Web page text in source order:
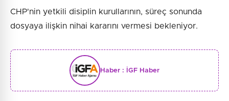
CHP'nin yetkili disiplin kurullarının, süreç sonunda
dosyaya ilişkin nihai kararını vermesi bekleniyor.
Haber : İGF Haber